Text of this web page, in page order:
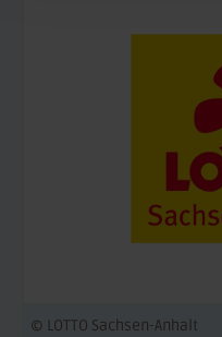
© LOTTO Sachsen-Anhalt